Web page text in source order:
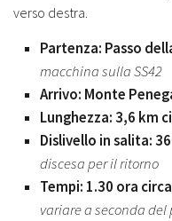
verso destra.
Partenza: Passo
macchina sulla SS42
Arrivo: Monte
Lunghezza: 3,6 km
Dislivello in salita:
discesa per il ritorno
Tempi: 1.30 ora circa
variare a seconda del